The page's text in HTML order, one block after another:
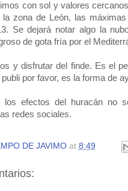
con sol y valores
la zona de León, las
Se dejará notar algo la
de gota fría por el
y disfrutar del finde. Es el
por favor, es la forma de
los efectos del huracán no
redes sociales.
DE JAVIMO at 8:49